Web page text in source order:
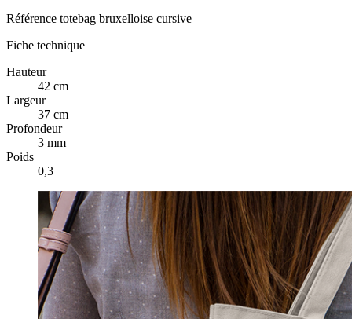
Référence totebag bruxelloise cursive
Fiche technique
Hauteur
42 cm
Largeur
37 cm
Profondeur
3 mm
Poids
0,3